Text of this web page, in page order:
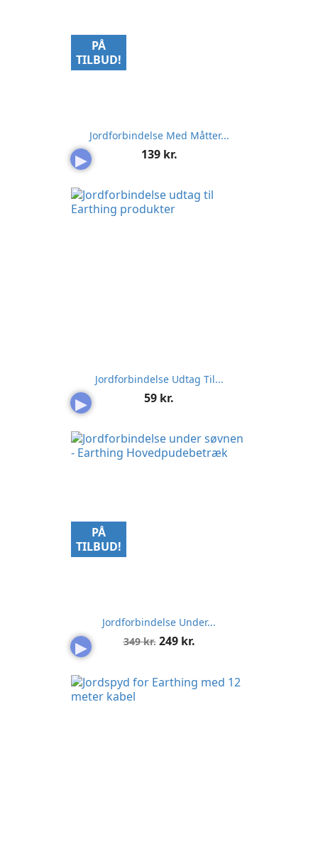
▶
Jordforbindelse Med Måtter...
Pris
139 kr.
PÅ
TILBUD!
▶
Jordforbindelse Udtag Til...
Pris
59 kr.
▶
Jordforbindelse Under...
Normalpris
349 kr. Pris
249 kr.
PÅ
TILBUD!